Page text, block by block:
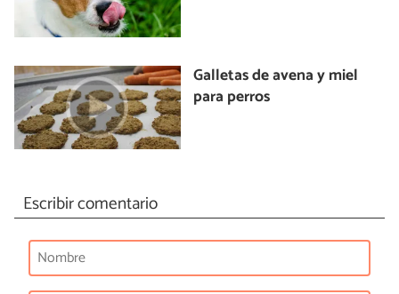
Galletas de avena y miel
para perros
Escribir comentario